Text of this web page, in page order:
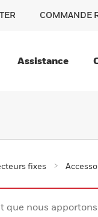
COMMANDE
Assistance
fixes
que nous